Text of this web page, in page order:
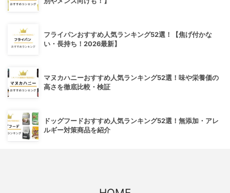
フライパンおすすめ人気ランキング52選！【焦げ付かな
い・長持ち！2026最新】
マヌカハニーおすすめ人気ランキング52選！味や栄養価の
高さを徹底比較・検証
ドッグフードおすすめ人気ランキング52選！無添加・アレ
ルギー対策商品を紹介